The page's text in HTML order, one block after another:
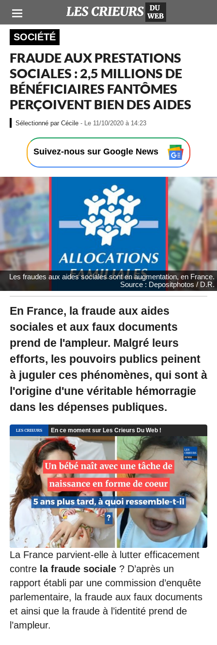
SOCIÉTÉ
FRAUDE AUX PRESTATIONS
SOCIALES : 2,5 MILLIONS DE
BÉNÉFICIAIRES FANTÔMES
PERÇOIVENT BIEN DES AIDES
Cécile - Le 11/10/2020 à 14:23
1
/
1
4
:
2
3
Suivez-nous sur Google News
Les fraudes aux aides sociales sont en augmentation, en France.
Source : Depositphotos / D.R.
En France, la fraude aux aides
sociales et aux faux documents
prend de l'ampleur. Malgré leurs
efforts, les pouvoirs publics peinent
à juguler ces phénomènes, qui sont à
l'origine d'une véritable hémorragie
dans les dépenses publiques.
La France parvient-elle à lutter efficacement
contre la fraude sociale ? D’après un
rapport établi par une commission d’enquête
parlementaire, la fraude aux faux documents
et ainsi que la fraude à l’identité prend de
l’ampleur.